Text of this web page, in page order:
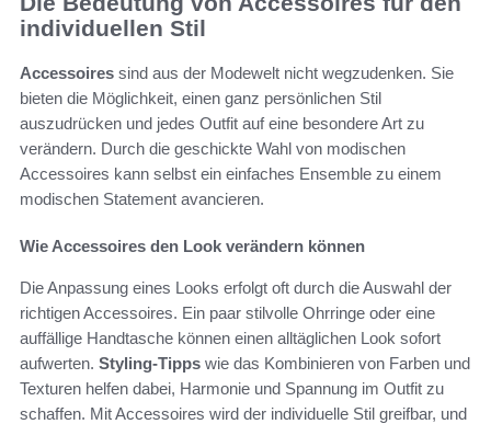
individuellen Stil
Accessoires sind aus der Modewelt nicht wegzudenken. Sie
bieten die Möglichkeit, einen ganz persönlichen Stil
auszudrücken und jedes Outfit auf eine besondere Art zu
verändern. Durch die geschickte Wahl von modischen
Accessoires kann selbst ein einfaches Ensemble zu einem
modischen Statement avancieren.
Wie Accessoires den Look verändern können
Die Anpassung eines Looks erfolgt oft durch die Auswahl der
richtigen Accessoires. Ein paar stilvolle Ohrringe oder eine
auffällige Handtasche können einen alltäglichen Look sofort
aufwerten. Styling-Tipps wie das Kombinieren von Farben und
Texturen helfen dabei, Harmonie und Spannung im Outfit zu
schaffen. Mit Accessoires wird der individuelle Stil greifbar, und